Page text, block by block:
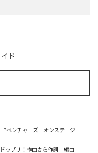
ド
ベンチャ－ズ　オンステ－ジ
ップリ！作曲から作詞　編曲